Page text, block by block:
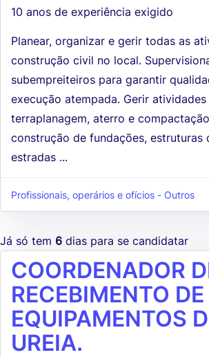
10 anos de experiência exigido
Planear, organizar e gerir todas as
construção civil no local.
subempreiteiros para garantir
execução atempada. Gerir
terraplanagem, aterro e
construção de fundações, estruturas
estradas ...
Profissionais, operários e ofícios - Outros
Já só tem 6 dias para se candidatar
COORDENADOR
RECEBIMENTO DE
EQUIPAMENTOS
UREIA.